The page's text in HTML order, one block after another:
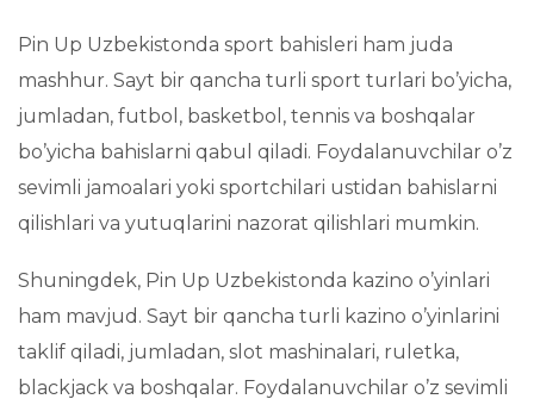
Pin Up Uzbekistonda sport bahisleri ham juda
mashhur. Sayt bir qancha turli sport turlari bo’yicha,
jumladan, futbol, basketbol, tennis va boshqalar
bo’yicha bahislarni qabul qiladi. Foydalanuvchilar o’z
sevimli jamoalari yoki sportchilari ustidan bahislarni
qilishlari va yutuqlarini nazorat qilishlari mumkin.
Shuningdek, Pin Up Uzbekistonda kazino o’yinlari
ham mavjud. Sayt bir qancha turli kazino o’yinlarini
taklif qiladi, jumladan, slot mashinalari, ruletka,
blackjack va boshqalar. Foydalanuvchilar o’z sevimli